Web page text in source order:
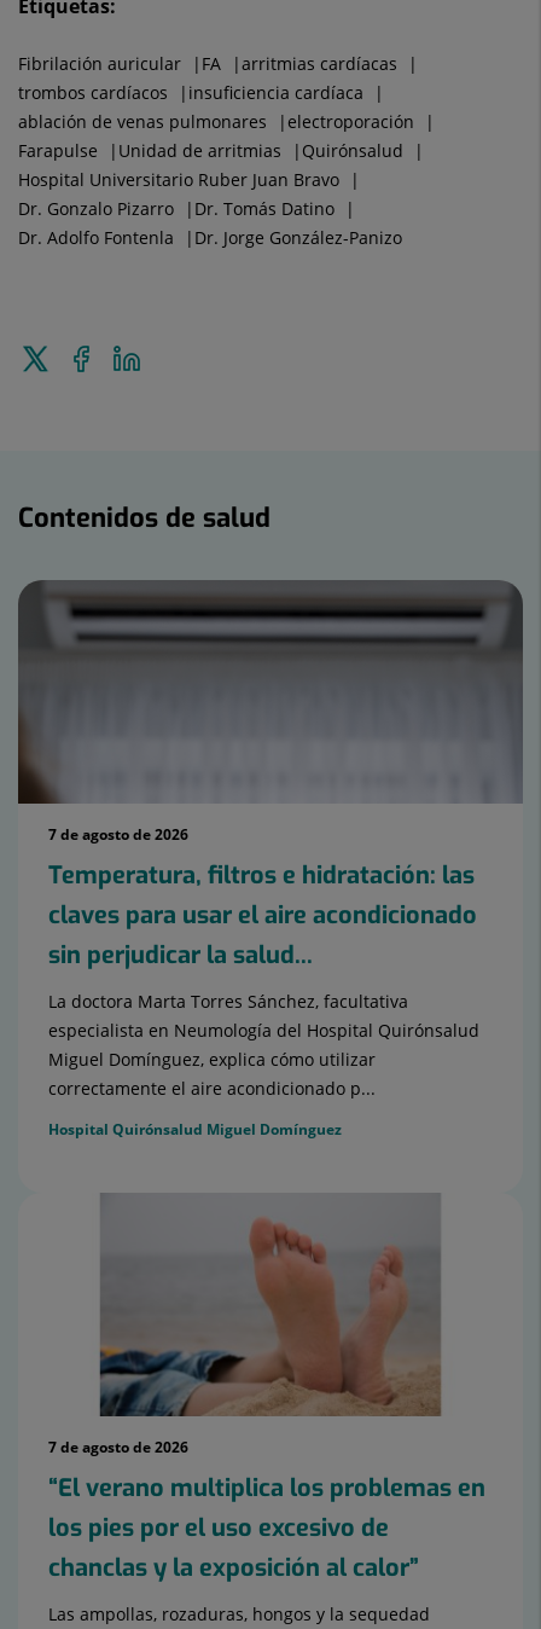
Etiquetas:
Fibrilación auricular FA
arritmias cardíacas
trombos cardíacos
insuficiencia cardíaca
ablación de venas pulmonares
electroporación
Farapulse
Unidad de arritmias
Quirónsalud
Hospital Universitario Ruber Juan Bravo
Dr. Gonzalo Pizarro
Dr. Tomás Datino
Dr. Adolfo Fontenla
Dr. Jorge González-Panizo
Enviar
Compartir
en
Contenidos de salud
7 de agosto de 2026
Temperatura, filtros e hidratación: las
claves para usar el aire acondicionado
sin perjudicar la salud...
La doctora Marta Torres Sánchez, facultativa
especialista en Neumología del Hospital Quirónsalud
Miguel Domínguez, explica cómo utilizar
correctamente el aire acondicionado p...
Hospital Quirónsalud Miguel Domínguez
7 de agosto de 2026
“El verano multiplica los problemas en
los pies por el uso excesivo de
chanclas y la exposición al calor”
Las ampollas, rozaduras, hongos y la sequedad